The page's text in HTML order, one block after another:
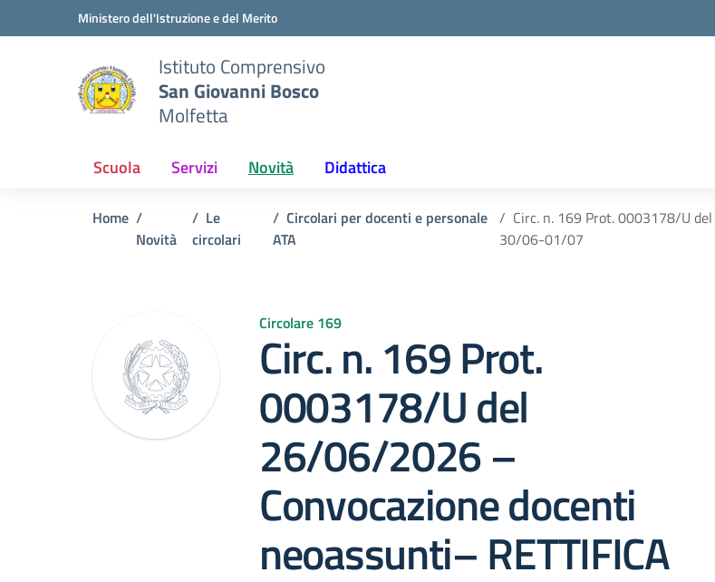
Vai ai contenuti
Vai al menu di navigazioneMinistero dell'Istruzione e del Merito
Istituto Comprensivo
San Giovanni Bosco
Molfetta
Scuola Servizi Novità Didattica
Home
Novità
Le
circolari
Circolari per docenti e personale
ATA
Circ. n. 169 Prot. 0003178/U
30/06-01/07
Circolare 169
Circ. n. 169 Prot.
0003178/U del
26/06/2026 –
Convocazione docenti
neoassunti– RETTIFICA